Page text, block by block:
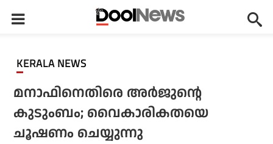
KERALA NEWS
മനാഫിനെതിരെ അര്‍ജുന്റെ
കുടുംബം; വൈകാരികതയെ
ചൂഷണം ചെയ്യുന്നു